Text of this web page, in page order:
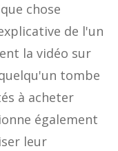
chose
de l'un
la vidéo sur
tombe
à acheter
également
leur